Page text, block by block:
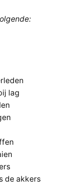
lag
de akkers